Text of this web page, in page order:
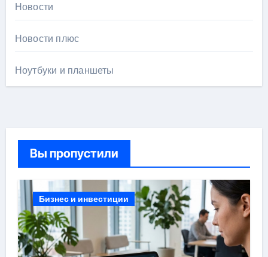
Новости
Новости плюс
Ноутбуки и планшеты
Вы пропустили
Бизнес и инвестиции